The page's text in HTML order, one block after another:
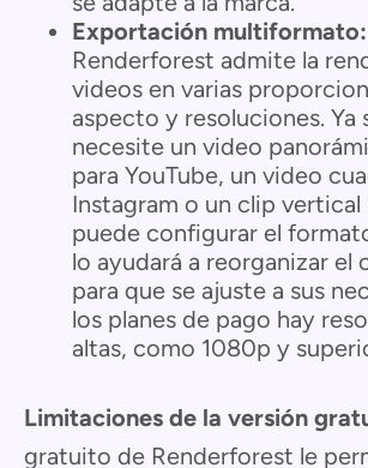
Exportación multiformato:
Renderforest admite la
videos en varias
aspecto y resoluciones. Ya
necesite un video
para YouTube, un video
Instagram o un clip vertical
puede configurar el
lo ayudará a reorganizar el
para que se ajuste a sus
los planes de pago hay
altas, como 1080p y
Limitaciones de la versión
gratuito de Renderforest le